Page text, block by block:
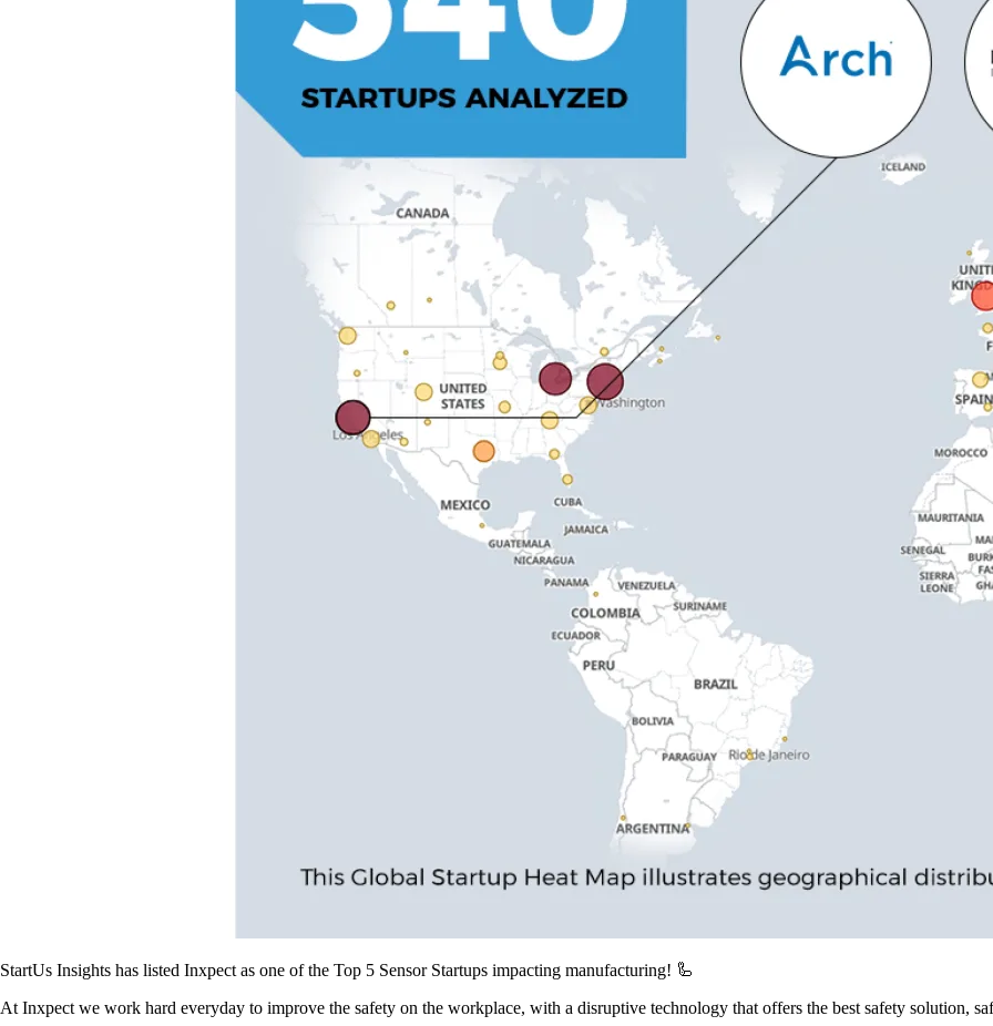
StartUs Insights has listed Inxpect as one of the Top 5 Sensor Startups impacting manufacturing! 🦾
At Inxpect we work hard everyday to improve the safety on the workplace, with a disruptive technology that offers the best safety solution,